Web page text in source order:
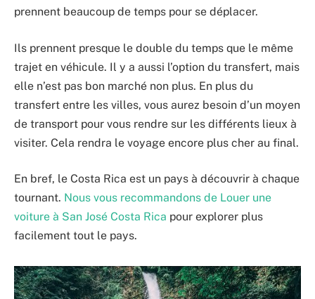
prennent beaucoup de temps pour se déplacer.
Ils prennent presque le double du temps que le même
trajet en véhicule. Il y a aussi l’option du transfert, mais
elle n’est pas bon marché non plus. En plus du
transfert entre les villes, vous aurez besoin d’un moyen
de transport pour vous rendre sur les différents lieux à
visiter. Cela rendra le voyage encore plus cher au final.
En bref, le Costa Rica est un pays à découvrir à chaque
tournant. Nous vous recommandons de Louer une
voiture à San José Costa Rica pour explorer plus
facilement tout le pays.